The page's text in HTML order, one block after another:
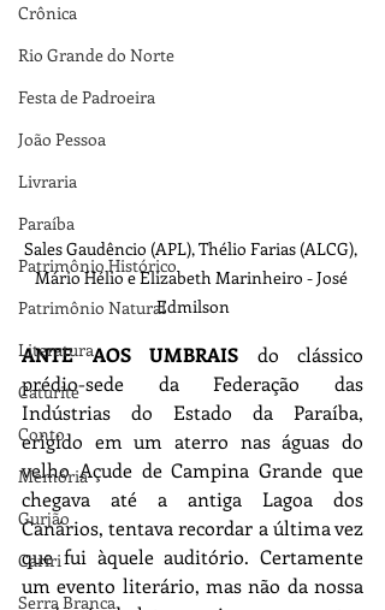
Crônica
Rio Grande do Norte
Festa de Padroeira
João Pessoa
Livraria
Paraíba
Patrimônio Histórico
Patrimônio Natural
Literatura
Caturité
Conto
Memória
Gurjão
Cariri
Serra Branca
Sales Gaudêncio (APL), Thélio Farias (ALCG),
Mário Hélio e Elizabeth Marinheiro - José
Edmilson
ANTE AOS UMBRAIS do clássico
prédio-sede da Federação das
Indústrias do Estado da Paraíba,
erigido em um aterro nas águas do
velho Açude de Campina Grande que
chegava até a antiga Lagoa dos
Canários, tentava recordar a última vez
que fui àquele auditório. Certamente
um evento literário, mas não da nossa